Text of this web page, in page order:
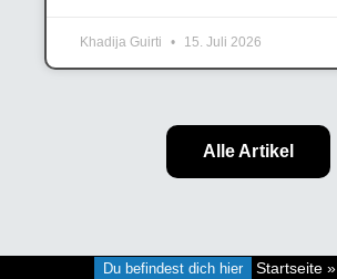
Khadija Guirti 15. Juli 2026
Alle Artikel
Du befindest dich hier Startseite»